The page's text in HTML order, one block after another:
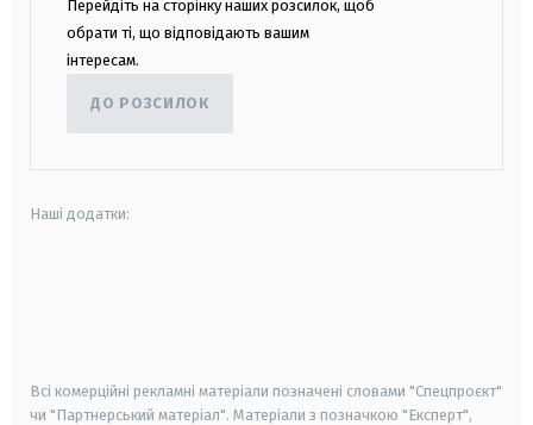
Перейдіть на сторінку наших розсилок, щоб
обрати ті, що відповідають вашим
інтересам.
ДО РОЗСИЛОК
Наші додатки:
Всі комерційні рекламні матеріали позначені словами "Спецпроєкт"
чи "Партнерський матеріал". Матеріали з позначкою "Експерт",